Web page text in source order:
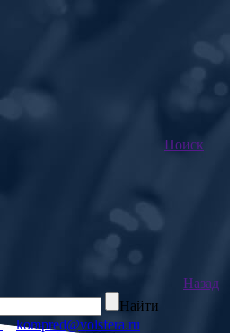
Поиск
Назад
Найти
kompred@volsfera.ru